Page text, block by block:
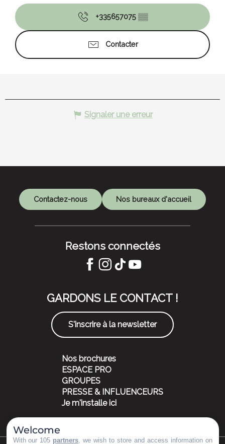
+335657075 ▒▒
Contacter
Signaler une erreur
Contactez-nous Nos bureaux d'accueil
Restons connectés
GARDONS LE CONTACT !
S'inscrire à la newsletter
Nos brochures
ESPACE PRO
GROUPES
PRESSE & INFLUENCEURS
Je m'installe ici
Welcome
With our 105 partners , we wish to store and access information on